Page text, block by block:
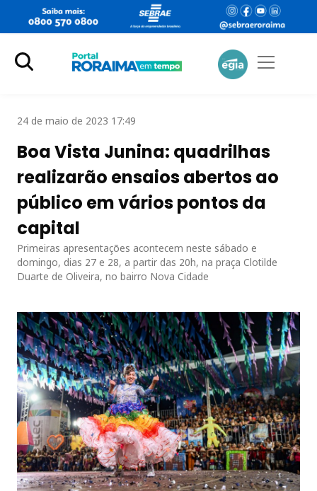
24 de maio de 2023 17:49
Boa Vista Junina: quadrilhas
realizarão ensaios abertos ao
público em vários pontos da
capital
Primeiras apresentações acontecem neste sábado e
domingo, dias 27 e 28, a partir das 20h, na praça Clotilde
Duarte de Oliveira, no bairro Nova Cidade